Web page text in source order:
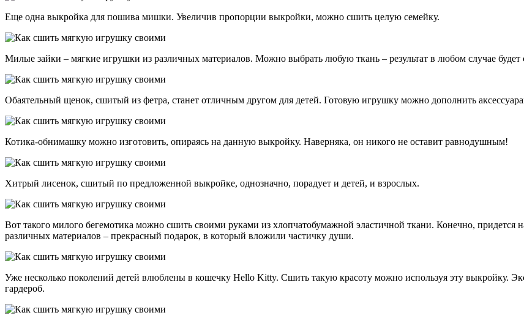
Еще одна выкройка для пошива мишки. Увеличив пропорции выкройки, можно сшить целую семейку.
Милые зайки – мягкие игрушки из различных материалов. Можно выбрать любую ткань – результат в любом случае будет
Обаятельный щенок, сшитый из фетра, станет отличным другом для детей. Готовую игрушку можно дополнить
Котика-обнимашку можно изготовить, опираясь на данную выкройку. Наверняка, он никого не оставит равнодушным!
Хитрый лисенок, сшитый по предложенной выкройке, однозначно, порадует и детей, и взрослых.
Вот такого милого бегемотика можно сшить своими руками из хлопчатобумажной эластичной ткани. Конечно, придется
различных материалов – прекрасный подарок, в который вложили частичку души.
Уже несколько поколений детей влюблены в кошечку Hello Kitty. Сшить такую красоту можно используя эту выкройку.
гардероб.